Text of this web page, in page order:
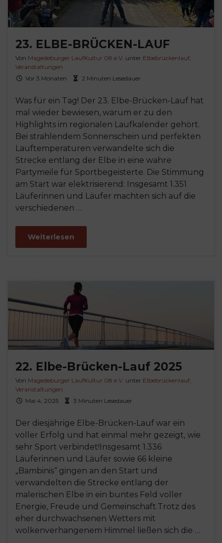
23. ELBE-BRÜCKEN-LAUF
Von Magedeburger LaufKultur 08 e.V. unter Elbebrückenlauf
Veranstaltungen
Vor 3 Monaten
2 Minuten Lesedauer
Was für ein Tag! Der 23. Elbe-Brücken-Lauf hat
mal wieder bewiesen, warum er zu den
Highlights im regionalen Laufkalender gehört.
Bei strahlendem Sonnenschein und perfekten
Lauftemperaturen verwandelte sich die
Strecke entlang der Elbe in eine wahre
Partymeile für Sportbegeisterte. Die Stimmung
am Start war elektrisierend: Insgesamt 1.351
Läuferinnen und Läufer machten sich auf die
verschiedenen …
Weiterlesen
22. Elbe-Brücken-Lauf 2025
Von Magedeburger LaufKultur 08 e.V. unter Elbebrückenlauf,
Veranstaltungen
Mai 4, 2025
3 Minuten Lesedauer
Der diesjährige Elbe-Brücken-Lauf war ein
voller Erfolg und hat einmal mehr gezeigt, wie
sehr Sport verbindet!Insgesamt 1.336
Läuferinnen und Läufer sowie 66 kleine
„Bambinis“ gingen an den Start und
verwandelten die Strecke entlang der
malerischen Elbe in ein buntes Feld voller
Energie, Freude und Gemeinschaft.Trotz des
eher durchwachsenen Wetters mit
wolkenverhangenem Himmel ließen sich die …